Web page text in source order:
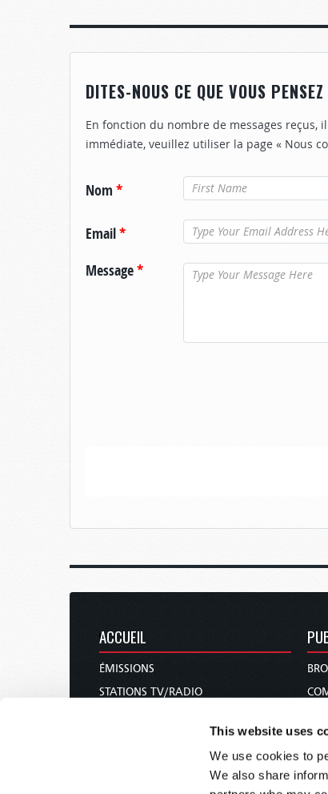
This website uses
We use cookies to
We also share
DITES-NOUS CE QUE VOUS
En fonction du nombre de messages reçus,
immédiate, veuillez utiliser la page « Nous
Nom *
Email*
Message*
ACCUEIL
ÉMISSIONS
STATIONS TV/RADIO